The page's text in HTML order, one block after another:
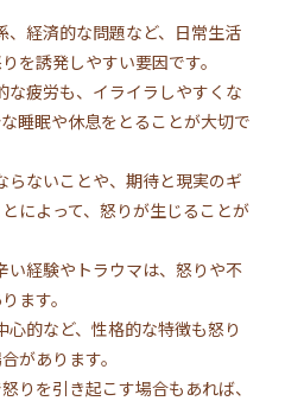
、経済的な問題など、日常生活
を誘発しやすい要因です。
な疲労も、イライラしやすくな
睡眠や休息をとることが大切で
らないことや、期待と現実のギ
によって、怒りが生じることが
い経験やトラウマは、怒りや不
ます。
心的など、性格的な特徴も怒り
があります。
りを引き起こす場合もあれば、